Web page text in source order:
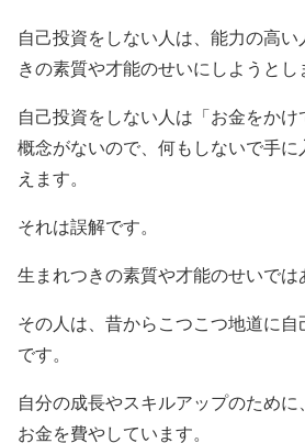
自己投資をしない人は、能力の高
きの素質や才能のせいにしようとし
自己投資をしない人は「お金をかけ
概念がないので、何もしないで手
えます。
それは誤解です。
生まれつきの素質や才能のせいでは
その人は、昔からこつこつ地道に
です。
自分の成長やスキルアップのため
お金を費やしています。